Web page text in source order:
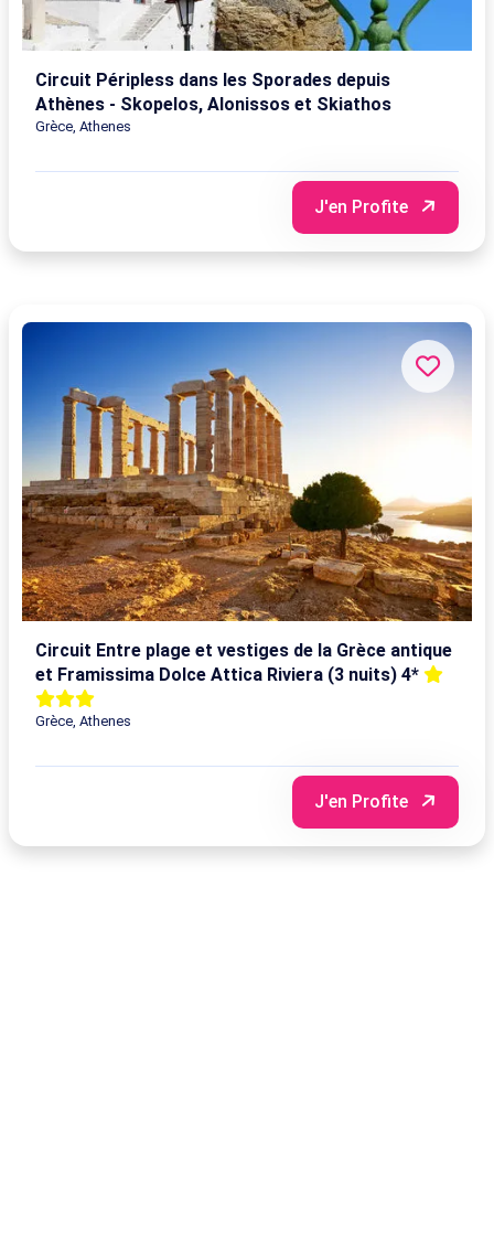
Circuit Péripless dans les Sporades depuis
Athènes - Skopelos, Alonissos et Skiathos
Grèce, Athenes
J'en Profite
Circuit Entre plage et vestiges de la Grèce antique
et Framissima Dolce Attica Riviera (3 nuits) 4*
Grèce, Athenes
J'en Profite